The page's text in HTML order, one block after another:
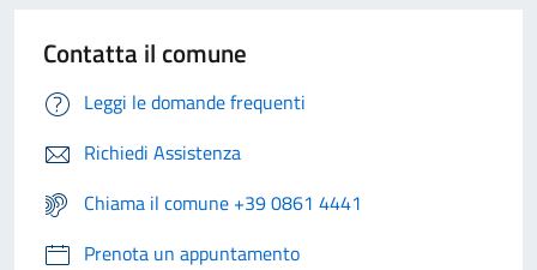
Contatta il comune
Leggi le domande frequenti
Richiedi Assistenza
Chiama il comune +39 0861 4441
Prenota un appuntamento